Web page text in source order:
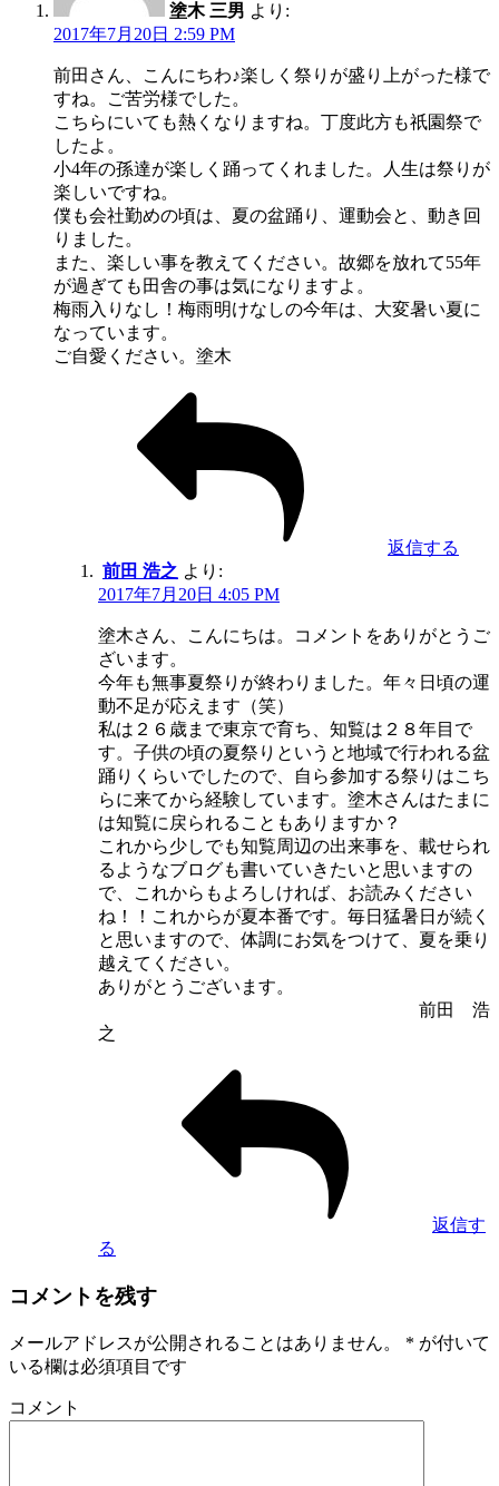
塗木 三男 より:
2017年7月20日 2:59 PM
前田さん、こんにちわ♪楽しく祭りが盛り上がった様で
すね。ご苦労様でした。
こちらにいても熱くなりますね。丁度此方も祇園祭で
したよ。
小4年の孫達が楽しく踊ってくれました。人生は祭りが
楽しいですね。
僕も会社勤めの頃は、夏の盆踊り、運動会と、動き回
りました。
また、楽しい事を教えてください。故郷を放れて55年
が過ぎても田舎の事は気になりますよ。
梅雨入りなし！梅雨明けなしの今年は、大変暑い夏に
なっています。
ご自愛ください。塗木
返信する
前田 浩之 より:
2017年7月20日 4:05 PM
塗木さん、こんにちは。コメントをありがとうご
ざいます。
今年も無事夏祭りが終わりました。年々日頃の運
動不足が応えます（笑）
私は２６歳まで東京で育ち、知覧は２８年目で
す。子供の頃の夏祭りというと地域で行われる盆
踊りくらいでしたので、自ら参加する祭りはこち
らに来てから経験しています。塗木さんはたまに
は知覧に戻られることもありますか？
これから少しでも知覧周辺の出来事を、載せられ
るようなブログも書いていきたいと思いますの
で、これからもよろしければ、お読みください
ね！！これからが夏本番です。毎日猛暑日が続く
と思いますので、体調にお気をつけて、夏を乗り
越えてください。
ありがとうございます。
前田 浩
之
返信す
る
コメントを残す
メールアドレスが公開されることはありません。 * が付いて
いる欄は必須項目です
コメント